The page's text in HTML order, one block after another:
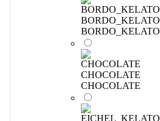
BORDO_KELATO
BORDO_KELATO
CHOCOLATE
CHOCOLATE